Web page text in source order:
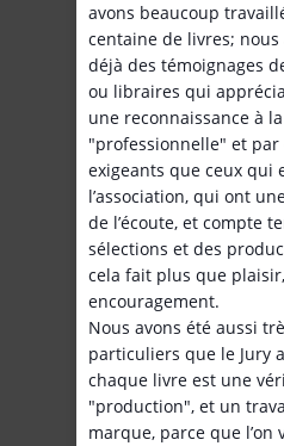
avons beaucoup
centaine de livres;
déjà des témoignages
ou libraires qui
une reconnaissance à
"professionnelle" et par
exigeants que ceux qui
l’association, qui ont
de l’écoute, et compte
sélections et des
cela fait plus que
encouragement.
Nous avons été aussi
particuliers que le Jury
chaque livre est une
"production", et un
marque, parce que l’on